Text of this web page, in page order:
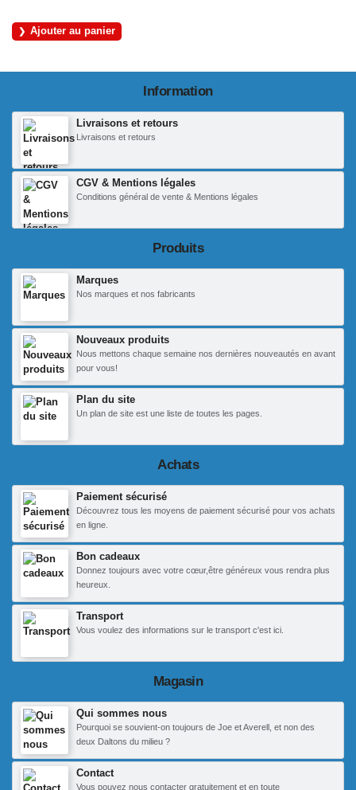
Ajouter au panier
Information
Livraisons et retours
Livraisons et retours
CGV & Mentions légales
Conditions général de vente & Mentions légales
Produits
Marques
Nos marques et nos fabricants
Nouveaux produits
Nous mettons chaque semaine nos dernières nouveautés en avant
pour vous!
Plan du site
Un plan de site est une liste de toutes les pages.
Achats
Paiement sécurisé
Découvrez tous les moyens de paiement sécurisé pour vos achats
en ligne.
Bon cadeaux
Donnez toujours avec votre cœur,être généreux vous rendra plus
heureux.
Transport
Vous voulez des informations sur le transport c'est ici.
Magasin
Qui sommes nous
Pourquoi se souvient-on toujours de Joe et Averell, et non des
deux Daltons du milieu ?
Contact
Vous pouvez nous contacter gratuitement et en toute